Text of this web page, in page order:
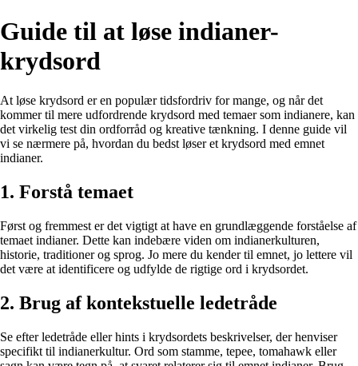
Guide til at løse indianer-
krydsord
At løse krydsord er en populær tidsfordriv for mange, og når det
kommer til mere udfordrende krydsord med temaer som indianere, kan
det virkelig test din ordforråd og kreative tænkning. I denne guide vil
vi se nærmere på, hvordan du bedst løser et krydsord med emnet
indianer.
1. Forstå temaet
Først og fremmest er det vigtigt at have en grundlæggende forståelse af
temaet indianer. Dette kan indebære viden om indianerkulturen,
historie, traditioner og sprog. Jo mere du kender til emnet, jo lettere vil
det være at identificere og udfylde de rigtige ord i krydsordet.
2. Brug af kontekstuelle ledetråde
Se efter ledetråde eller hints i krydsordets beskrivelser, der henviser
specifikt til indianerkultur. Ord som stamme, tepee, tomahawk eller